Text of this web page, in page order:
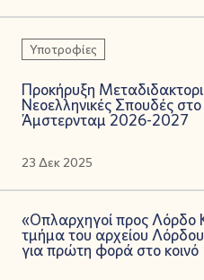
Υποτροφίες
Προκήρυξη
Νεοελληνικές Σπουδές
Άμστερνταμ 2026-2027
23 Δεκ 2025
«Οπλαρχηγοί προς Λόρδο
τμήμα του αρχείου
για πρώτη φορά στο κοινό